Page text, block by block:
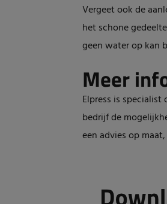
Vergeet ook de
het schone
geen water op kan
Meer
Elpress is
bedrijf de
een advies op